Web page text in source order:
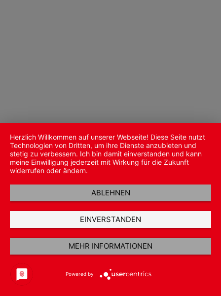
Herzlich Willkommen auf unserer Webseite! Diese Seite nutzt
Technologien von Dritten, um ihre Dienste anzubieten und
stetig zu verbessern. Ich bin damit einverstanden und kann
meine Einwilligung jederzeit mit Wirkung für die Zukunft
widerrufen oder ändern.
ABLEHNEN
EINVERSTANDEN
MEHR INFORMATIONEN
Powered by